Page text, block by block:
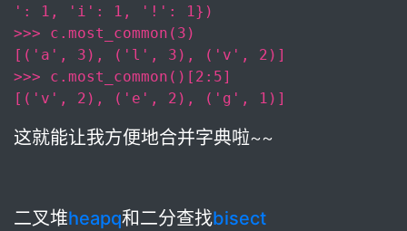
': 1, 'i': 1, '!': 1})
>>> c.most_common(3)
[('a', 3), ('l', 3), ('v', 2)]
>>> c.most_common()[2:5]
[('v', 2), ('e', 2), ('g', 1)]
这就能让我方便地合并字典啦~~
二叉堆heapq和二分查找bisect